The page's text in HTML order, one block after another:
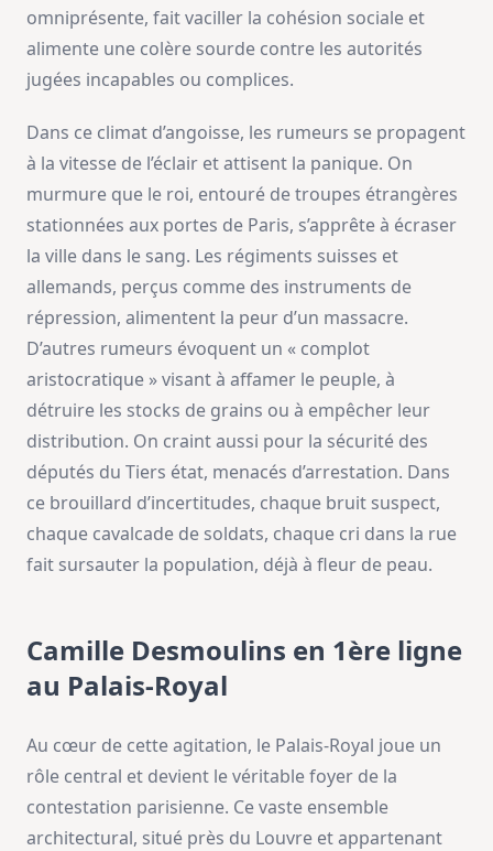
omniprésente, fait vaciller la cohésion sociale et
alimente une colère sourde contre les autorités
jugées incapables ou complices.
Dans ce climat d’angoisse, les rumeurs se propagent
à la vitesse de l’éclair et attisent la panique. On
murmure que le roi, entouré de troupes étrangères
stationnées aux portes de Paris, s’apprête à écraser
la ville dans le sang. Les régiments suisses et
allemands, perçus comme des instruments de
répression, alimentent la peur d’un massacre.
D’autres rumeurs évoquent un « complot
aristocratique » visant à affamer le peuple, à
détruire les stocks de grains ou à empêcher leur
distribution. On craint aussi pour la sécurité des
députés du Tiers état, menacés d’arrestation. Dans
ce brouillard d’incertitudes, chaque bruit suspect,
chaque cavalcade de soldats, chaque cri dans la rue
fait sursauter la population, déjà à fleur de peau.
Camille Desmoulins en 1ère ligne
au Palais-Royal
Au cœur de cette agitation, le Palais-Royal joue un
rôle central et devient le véritable foyer de la
contestation parisienne. Ce vaste ensemble
architectural, situé près du Louvre et appartenant